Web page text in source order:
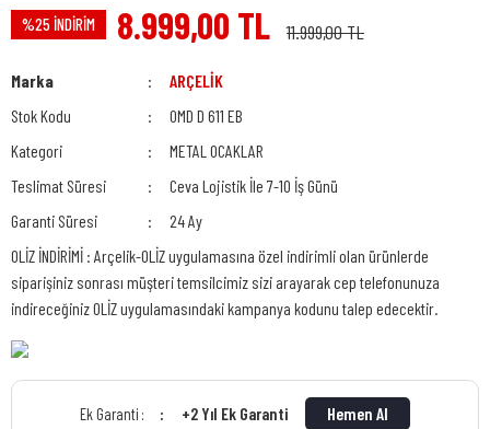
%25 İNDİRİM 8.999,00 TL 11.999,00 TL
Marka
ARÇELİK
Stok Kodu
OMD D 611 EB
Kategori
METAL OCAKLAR
Teslimat Süresi
Ceva Lojistik İle 7-10 İş Günü
Garanti Süresi
24 Ay
OLİZ İNDİRİMİ : Arçelik-OLİZ uygulamasına özel indirimli olan ürünlerde
siparişiniz sonrası müşteri temsilcimiz sizi arayarak cep telefonunuza
indireceğiniz OLİZ uygulamasındaki kampanya kodunu talep edecektir.
Ek Garanti : +2 Yıl Ek Garanti Hemen Al